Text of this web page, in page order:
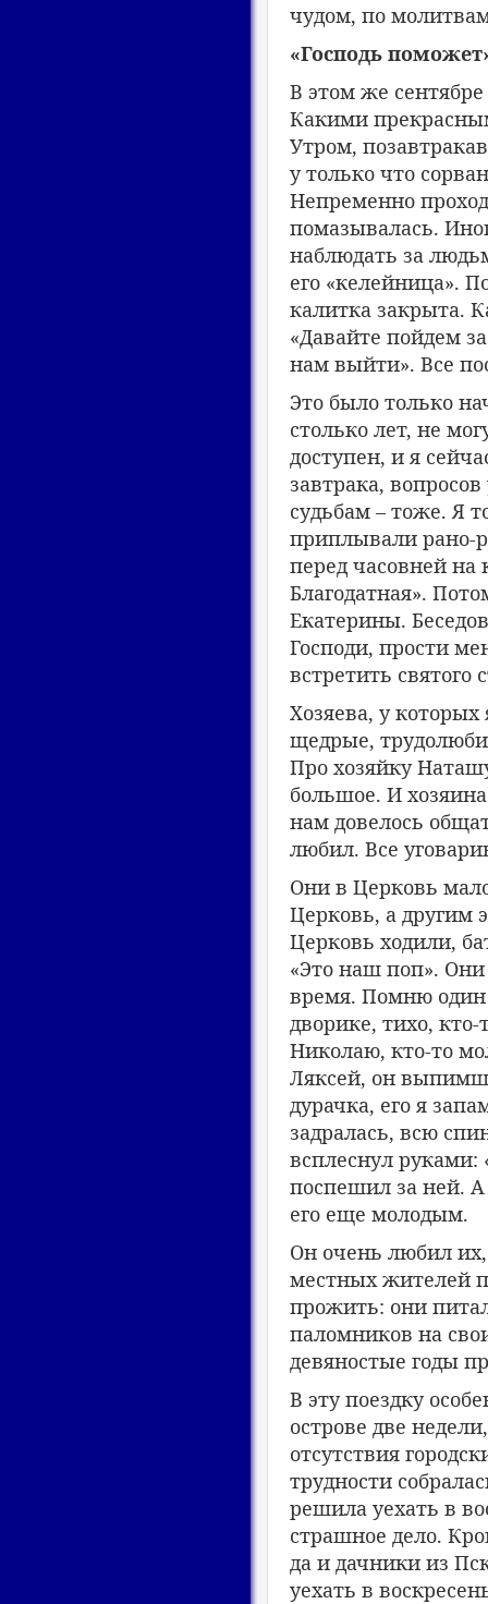
чудом, по
«Господь
В этом же
Какими
Утром,
у только что
Непременно
помазывалась.
наблюдать за
его «келейница».
калитка закрыта.
«Давайте пойдем
нам выйти». Все
Это было только
столько лет, не
доступен, и я
завтрака,
судьбам – тоже. Я
приплывали рано-
перед часовней
Благодатная».
Екатерины.
Господи, прости
встретить святого
Хозяева, у
щедрые,
Про хозяйку
большое. И
нам довелось
любил. Все
Они в Церковь
Церковь, а другим
Церковь ходили,
«Это наш поп».
время. Помню один
дворике, тихо,
Николаю, кто-то
Ляксей, он
дурачка, его я
задралась, всю
всплеснул
поспешил за ней.
его еще молодым.
Он очень любил
местных жителей
прожить: они
паломников на
девяностые годы
В эту поездку
острове две
отсутствия
трудности
решила уехать в
страшное дело.
да и дачники из
уехать в